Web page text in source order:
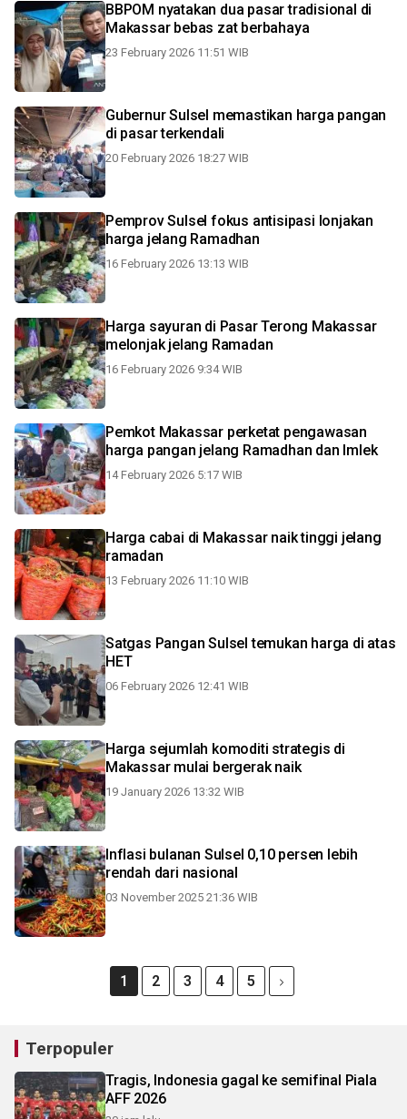
BBPOM nyatakan dua pasar tradisional di
Makassar bebas zat berbahaya
23 February 2026 11:51 WIB
Gubernur Sulsel memastikan harga pangan
di pasar terkendali
20 February 2026 18:27 WIB
Pemprov Sulsel fokus antisipasi lonjakan
harga jelang Ramadhan
16 February 2026 13:13 WIB
Harga sayuran di Pasar Terong Makassar
melonjak jelang Ramadan
16 February 2026 9:34 WIB
Pemkot Makassar perketat pengawasan
harga pangan jelang Ramadhan dan Imlek
14 February 2026 5:17 WIB
Harga cabai di Makassar naik tinggi jelang
ramadan
13 February 2026 11:10 WIB
Satgas Pangan Sulsel temukan harga di atas
HET
06 February 2026 12:41 WIB
Harga sejumlah komoditi strategis di
Makassar mulai bergerak naik
19 January 2026 13:32 WIB
Inflasi bulanan Sulsel 0,10 persen lebih
rendah dari nasional
03 November 2025 21:36 WIB
1 2 3 4 5
Terpopuler
Tragis, Indonesia gagal ke semifinal Piala
AFF 2026